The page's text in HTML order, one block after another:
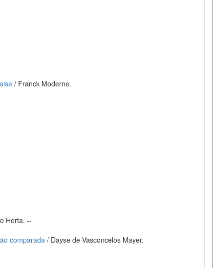
/ Franck Moderne.
Horta. --
comparada / Dayse de Vasconcelos Mayer.